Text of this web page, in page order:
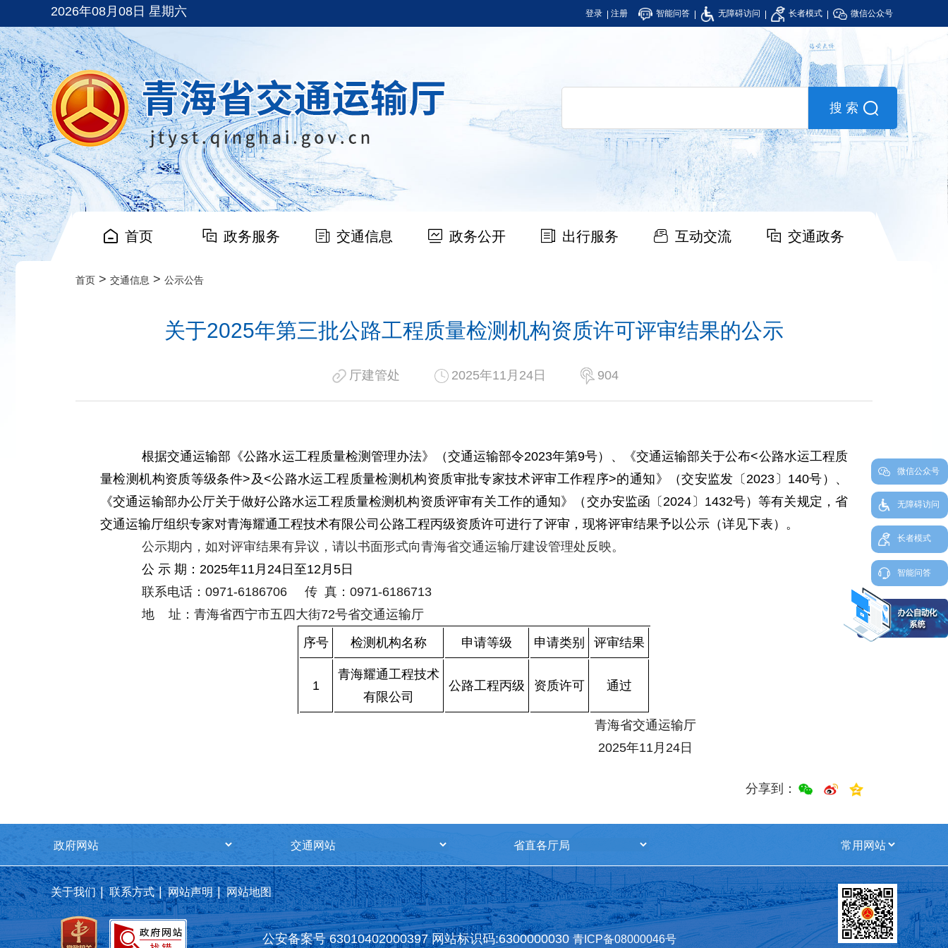
2026年08月08日 星期六 登录 注册 智能问答 无障碍访问 长者模式 微信公众号
首页 政务服务 交通信息 政务公开 出行服务 互动交流 交通政务
微信公众号
无障碍访问
长者模式
智能问答
首页 > 交通信息 > 公示公告
关于2025年第三批公路工程质量检测机构资质许可评审结果的公示
厅建管处 2025年11月24日 904
根据交通运输部《公路水运工程质量检测管理办法》（交通运输部令2023年第9号）、《交通运输部关于公布<公路水运工程质
量检测机构资质等级条件>及<公路水运工程质量检测机构资质审批专家技术评审工作程序>的通知》（交安监发〔2023 〕 140号）、
《交通运输部办公厅关于做好公路水运工程质量检测机构资质评审有关工作的通知》（交办安监函〔2024 〕 1432号）等有关规定，省
交通运输厅组织专家对青海耀通工程技术有限公司公路工程丙级资质许可进行了评审，现将评审结果予以公示（详见下表）。
公示期内，如对评审结果有异议，请以书面形式向青海省交通运输厅建设管理处反映。
公 示 期： 2025年11月 24日至12月 5日
联系电话： 0971-6186706 传 真： 0971-6186713
地 址：青海省西宁市五四大街72号省交通运输厅
序号
检测机构名称 申请等级 申请类别 评审结果
1
青海耀通工程技术
有限公司
公路工程丙级 资质许可 通过
青海省交通运输厅
2025年11月 24 日
分享到：
关于我们 | 联系方式 | 网站声明 | 网站地图
公安备案号 63010402000397网站标识码:6300000030青ICP备08000046号